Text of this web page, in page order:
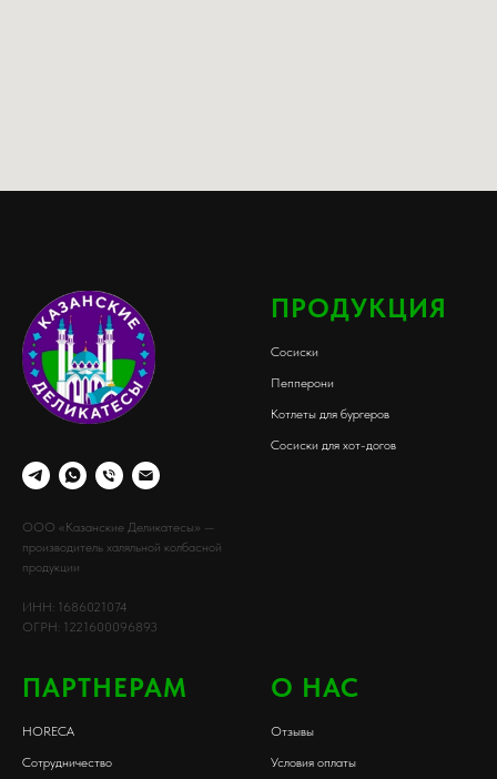
ООО «Казанские Деликатесы» —
производитель халяльной колбасной
продукции
ИНН: 1686021074
ОГРН: 1221600096893
ПРОДУКЦИЯ
Сосиски
Пепперони
Котлеты для бургеров
Сосиски для хот-догов
ПАРТНЕРАМ
HORECA
Сотрудничество
О НАС
Отзывы
Условия оплаты